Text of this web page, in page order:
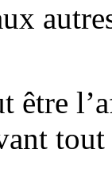
être
tout